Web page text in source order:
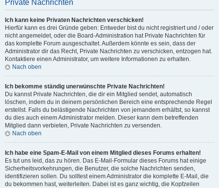
Private Nachrichten
Ich kann keine Privaten Nachrichten verschicken!
Hierfür kann es drei Gründe geben: Entweder bist du nicht registriert und / oder
nicht angemeldet, oder die Board-Administration hat Private Nachrichten für
das komplette Forum ausgeschaltet. Außerdem könnte es sein, dass der
Administrator dir das Recht, Private Nachrichten zu verschicken, entzogen hat.
Kontaktiere einen Administrator, um weitere Informationen zu erhalten.
Nach oben
Ich bekomme ständig unerwünschte Private Nachrichten!
Du kannst Private Nachrichten, die dir ein Mitglied sendet, automatisch
löschen, indem du in deinem persönlichen Bereich eine entsprechende Regel
erstellst. Falls du belästigende Nachrichten von jemandem erhältst, so kannst
du dies auch einem Administrator melden. Dieser kann dem betreffenden
Mitglied dann verbieten, Private Nachrichten zu versenden.
Nach oben
Ich habe eine Spam-E-Mail von einem Mitglied dieses Forums erhalten!
Es tut uns leid, das zu hören. Das E-Mail-Formular dieses Forums hat einige
Sicherheitsvorkehrungen, die Benutzer, die solche Nachrichten senden,
identifizieren sollen. Du solltest einem Administrator die komplette E-Mail, die
du bekommen hast, weiterleiten. Dabei ist es ganz wichtig, die Kopfzeilen